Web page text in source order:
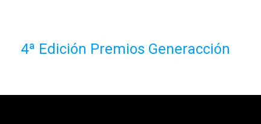
4ª Edición Premios Generacción